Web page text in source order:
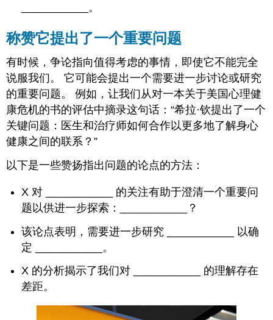
___________。
称赞它提出了一个重要问题
有时候，争论指向值得考虑的事情，即使它不能完全
说服我们。 它可能会提出一个需要进一步讨论或研究
的重要问题。 例如，让我们从对一本关于美国心理健
康危机的书的评估中摘录这句话：“希拉·钦提出了一个
关键问题：医生和治疗师如何合作以更多地了解身心
健康之间的联系？”
以下是一些赞扬指出问题的论点的方法：
X 对 ___________ 的关注有助于澄清一个重要问
题以供进一步探索：___________？
该论点表明，需要进一步研究 ___________ 以确
定 ___________。
X 的分析揭示了我们对 ___________ 的理解存在
差距。